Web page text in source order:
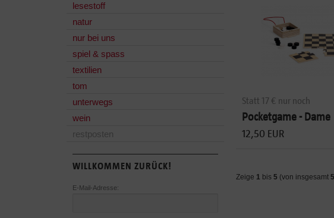
Statt 17 € nur noch
Pocketgame - Dame
12,50 EUR
Zeige 1 bis 5 (von insgesamt 5
lesestoff
natur
nur bei uns
spiel & spass
textilien
tom
unterwegs
wein
restposten
WILLKOMMEN ZURÜCK!
E-Mail-Adresse: